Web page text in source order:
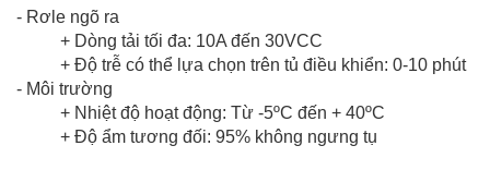
- Rơle ngõ ra
+ Dòng tải tối đa: 10A đến 30VCC
+ Độ trễ có thể lựa chọn trên tủ điều khiển: 0-10 phút
- Môi trường
+ Nhiệt độ hoạt động: Từ -5ºC đến + 40ºC
+ Độ ẩm tương đối: 95% không ngưng tụ